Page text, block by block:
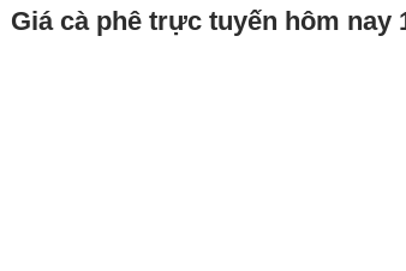
Giá cà phê trực tuyến hôm nay